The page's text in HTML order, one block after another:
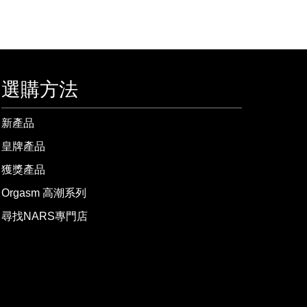
選購方法
新產品
皇牌產品
獲獎產品
Orgasm 高潮系列
尋找NARS專門店